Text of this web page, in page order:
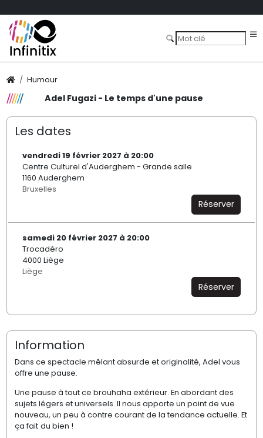
Humour
Adel Fugazi - Le temps d'une pause
Les dates
vendredi 19 février 2027 à 20:00
Centre Culturel d'Auderghem - Grande salle
1160 Auderghem
Bruxelles
Réserver
samedi 20 février 2027 à 20:00
Trocadéro
4000 Liège
Liège
Réserver
Information
Dans ce spectacle mêlant absurde et originalité, Adel vous
offre une pause.
Une pause à tout ce brouhaha extérieur. En abordant des
sujets légers et universels. Il nous apporte un point de vue
nouveau, un peu à contre courant de la tendance actuelle. Et
ça fait du bien !